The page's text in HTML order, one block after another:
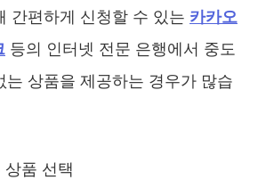
간편하게 신청할 수 있는 카카오
등의 인터넷 전문 은행에서 중도
는 상품을 제공하는 경우가 많습